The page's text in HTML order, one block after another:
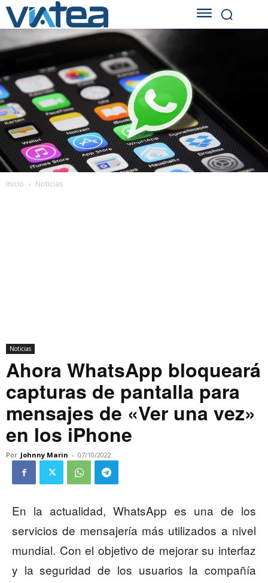
Inicio Noticias
Noticias
Ahora WhatsApp bloqueará
capturas de pantalla para
mensajes de «Ver una vez»
en los iPhone
Por Johnny Marin - 07/10/2022
En la actualidad, WhatsApp es una de los
servicios de mensajería más utilizados a nivel
mundial. Con el objetivo de mejorar su interfaz
y la seguridad de los usuarios la compañía